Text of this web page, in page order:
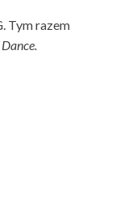
Tym razem